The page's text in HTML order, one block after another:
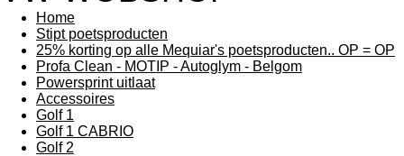
Home
Stipt poetsproducten
25% korting op alle Mequiar's poetsproducten.. OP = OP
Profa Clean - MOTIP - Autoglym - Belgom
Powersprint uitlaat
Accessoires
Golf 1
Golf 1 CABRIO
Golf 2